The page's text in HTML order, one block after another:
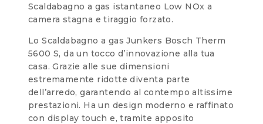
Scaldabagno a gas istantaneo Low NOx a
camera stagna e tiraggio forzato.
Lo Scaldabagno a gas Junkers Bosch Therm
5600 S, da un tocco d’innovazione alla tua
casa. Grazie alle sue dimensioni
estremamente ridotte diventa parte
dell’arredo, garantendo al contempo altissime
prestazioni. Ha un design moderno e raffinato
con display touch e, tramite apposito